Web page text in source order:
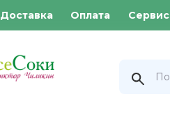
Доставка Оплата Сервис